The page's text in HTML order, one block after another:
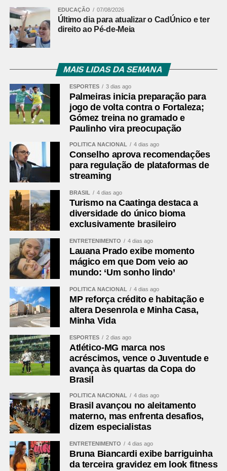
EDUCAÇÃO 07/08/2026
Último dia para atualizar o CadÚnico e ter
direito ao Pé-de-Meia
MAIS LIDAS DA SEMANA
ESPORTES 3 dias ago
Palmeiras inicia preparação para
jogo de volta contra o Fortaleza;
Gómez treina no gramado e
Paulinho vira preocupação
POLÍTICA NACIONAL 4 dias ago
Conselho aprova recomendações
para regulação de plataformas de
streaming
BRASIL 4 dias ago
Turismo na Caatinga destaca a
diversidade do único bioma
exclusivamente brasileiro
ENTRETENIMENTO 4 dias ago
Lauana Prado exibe momento
mágico em que Dom veio ao
mundo: ‘Um sonho lindo’
POLÍTICA NACIONAL 4 dias ago
MP reforça crédito e habitação e
altera Desenrola e Minha Casa,
Minha Vida
ESPORTES 2 dias ago
Atlético-MG marca nos
acréscimos, vence o Juventude e
avança às quartas da Copa do
Brasil
POLÍTICA NACIONAL 4 dias ago
Brasil avançou no aleitamento
materno, mas enfrenta desafios,
dizem especialistas
ENTRETENIMENTO 4 dias ago
Bruna Biancardi exibe barriguinha
da terceira gravidez em look fitness